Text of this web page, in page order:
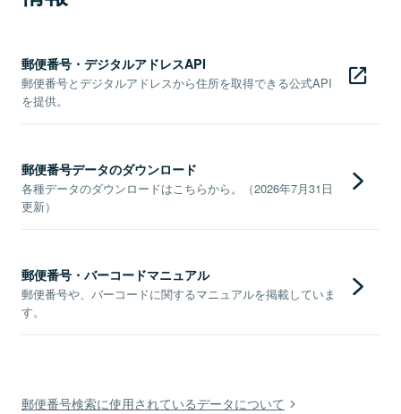
郵便番号・デジタルアドレスAPI
郵便番号とデジタルアドレスから住所を取得できる公式API
を提供。
郵便番号データのダウンロード
各種データのダウンロードはこちらから。（2026年7月31日
更新）
郵便番号・バーコードマニュアル
郵便番号や、バーコードに関するマニュアルを掲載していま
す。
郵便番号検索に使用されているデータについて